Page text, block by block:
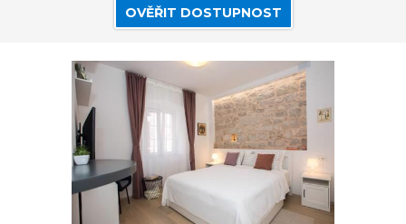
OVĚŘIT DOSTUPNOST